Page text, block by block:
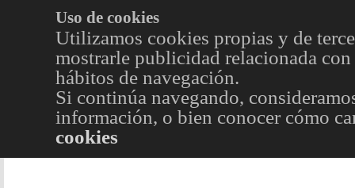
Uso de cookies
Utilizamos cookies propias y de
mostrarle publicidad relacionada
hábitos de navegación.
Si continúa navegando,
información, o bien conocer cómo
cookies